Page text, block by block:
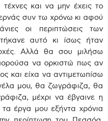
και να μην έχεις το
συν τω χρόνω κι αφού
οι περιπτώσεις των
αυτό κι ίσως ήταν
Αλλά θα σου μιλήσω
να ορκιστώ πως αν
και είχα να αντιμετωπίσω
μου, θα ζωγράφιζα, θα
μέχρι να έβγαινε η
έργα μου εξήντα χρόνια